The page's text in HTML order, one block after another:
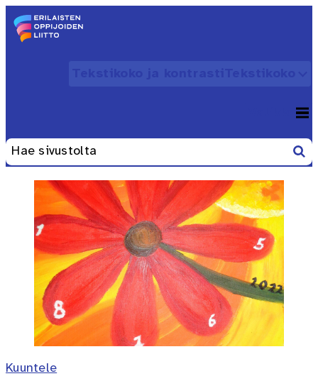
Siirry sisältöön
Haku: Etsi
Kuuntele